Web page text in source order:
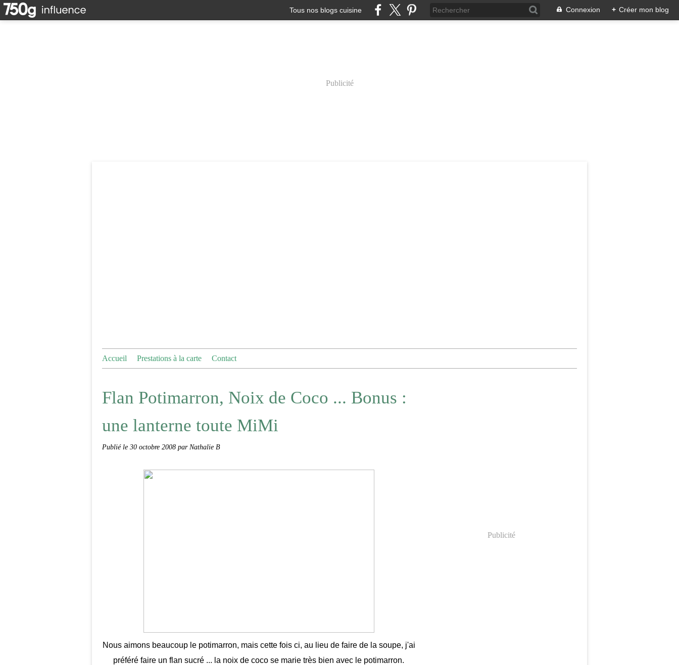
Tous nos blogs cuisine Connexion + Créer mon blog
Publicité
Accueil Prestations à la carte Contact
Flan Potimarron, Noix de Coco ... Bonus :
une lanterne toute MiMi
Publié le 30 octobre 2008 par Nathalie B
Nous aimons beaucoup le potimarron, mais cette fois ci, au lieu de faire de la soupe, j'ai
préféré faire un flan sucré ... la noix de coco se marie très bien avec le potimarron.
Publicité